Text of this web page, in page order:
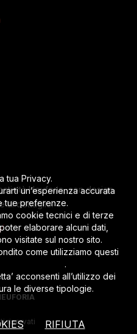
Heuforia, con design
al dettaglio.
riservati
tua Privacy.
un’esperienza accurata
tue preferenze.
cookie tecnici e di terze
elaborare alcuni dati,
visitate sul nostro sito.
come utilizziamo questi
.
acconsenti all’utilizzo dei
le diverse tipologie.
RIFIUTA